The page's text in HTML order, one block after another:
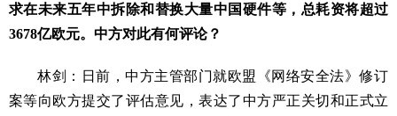
求在未来五年中拆除和替换大量中国硬件等，总耗资将超过
3678亿欧元。中方对此有何评论？
林剑：日前，中方主管部门就欧盟《网络安全法》修订
案等向欧方提交了评估意见，表达了中方严正关切和正式立